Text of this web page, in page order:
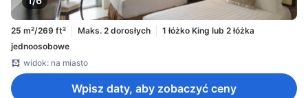
25 m²/269 ft² Maks. 2 dorosłych
1 łóżko King lub 2 łóżka
jednoosobowe
widok: na miasto
Wpisz daty, aby zobaczyć ceny